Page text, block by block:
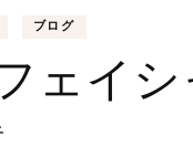
ブログ
ェイ